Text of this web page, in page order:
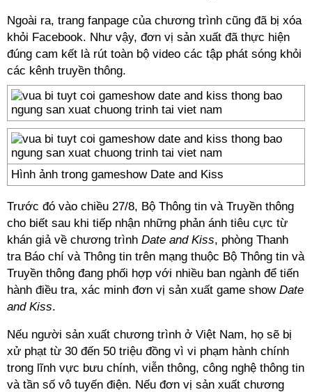
Ngoài ra, trang fanpage của chương trình cũng đã bị xóa
khỏi Facebook. Như vậy, đơn vị sản xuất đã thực hiện
đúng cam kết là rút toàn bộ video các tập phát sóng khỏi
các kênh truyền thông.
Hình ảnh trong gameshow Date and Kiss
Trước đó vào chiều 27/8, Bộ Thông tin và Truyền thông
cho biết sau khi tiếp nhận những phản ánh tiêu cực từ
khán giả về chương trình Date and Kiss, phòng Thanh
tra Báo chí và Thông tin trên mạng thuộc Bộ Thông tin và
Truyền thông đang phối hợp với nhiều ban ngành để tiến
hành điều tra, xác minh đơn vị sản xuất game show Date
and Kiss.
Nếu người sản xuất chương trình ở Việt Nam, họ sẽ bị
xử phạt từ 30 đến 50 triệu đồng vì vi phạm hành chính
trong lĩnh vực bưu chính, viễn thông, công nghệ thông tin
và tần số vô tuyến điện. Nếu đơn vị sản xuất chương